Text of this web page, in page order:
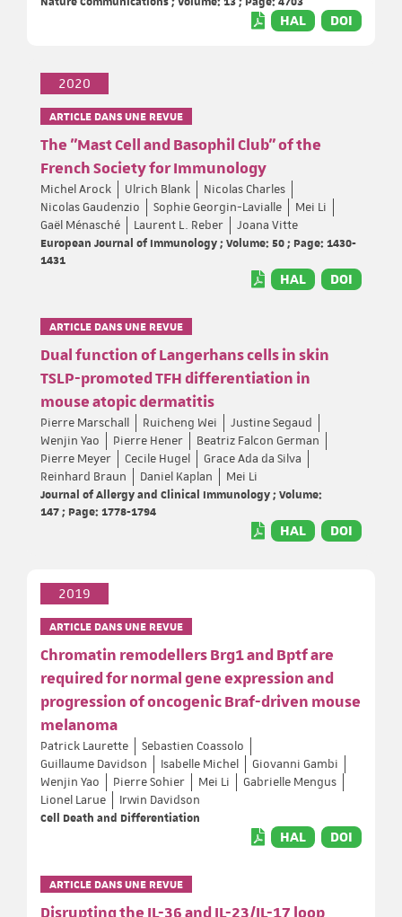
HAL DOI
2020
ARTICLE DANS UNE REVUE
The "Mast Cell and Basophil Club" of the
French Society for Immunology
Michel Arock Ulrich Blank
Nicolas Charles
Nicolas Gaudenzio
Sophie Georgin-Lavialle
Mei Li
Gaël Ménasché
Laurent L. Reber
Joana Vitte
European Journal of Immunology ; Volume: 50 ; Page: 1430-
1431
HAL DOI
ARTICLE DANS UNE REVUE
Dual function of Langerhans cells in skin
TSLP-promoted TFH differentiation in
mouse atopic dermatitis
Pierre Marschall Ruicheng Wei
Justine Segaud
Wenjin Yao
Pierre Hener
Beatriz Falcon German
Pierre Meyer
Cecile Hugel
Grace Ada da Silva
Reinhard Braun
Daniel Kaplan
Mei Li
Journal of Allergy and Clinical Immunology ; Volume:
147 ; Page: 1778-1794
HAL DOI
2019
ARTICLE DANS UNE REVUE
Chromatin remodellers Brg1 and Bptf are
required for normal gene expression and
progression of oncogenic Braf-driven mouse
melanoma
Patrick Laurette
Sebastien Coassolo
Guillaume Davidson
Isabelle Michel
Giovanni Gambi
Wenjin Yao
Pierre Sohier Mei Li
Gabrielle Mengus
Lionel Larue
Irwin Davidson
Cell Death and Differentiation
HAL DOI
ARTICLE DANS UNE REVUE